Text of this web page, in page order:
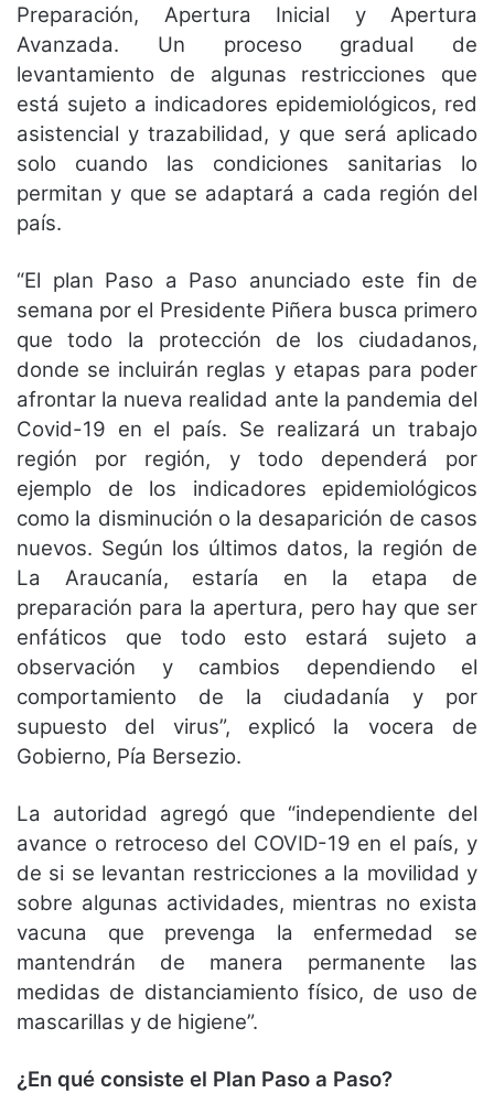
Preparación, Apertura Inicial y Apertura
Avanzada. Un proceso gradual de
levantamiento de algunas restricciones que
está sujeto a indicadores epidemiológicos, red
asistencial y trazabilidad, y que será aplicado
solo cuando las condiciones sanitarias lo
permitan y que se adaptará a cada región del
país.
“El plan Paso a Paso anunciado este fin de
semana por el Presidente Piñera busca primero
que todo la protección de los ciudadanos,
donde se incluirán reglas y etapas para poder
afrontar la nueva realidad ante la pandemia del
Covid-19 en el país. Se realizará un trabajo
región por región, y todo dependerá por
ejemplo de los indicadores epidemiológicos
como la disminución o la desaparición de casos
nuevos. Según los últimos datos, la región de
La Araucanía, estaría en la etapa de
preparación para la apertura, pero hay que ser
enfáticos que todo esto estará sujeto a
observación y cambios dependiendo el
comportamiento de la ciudadanía y por
supuesto del virus”, explicó la vocera de
Gobierno, Pía Bersezio.
La autoridad agregó que “independiente del
avance o retroceso del COVID-19 en el país, y
de si se levantan restricciones a la movilidad y
sobre algunas actividades, mientras no exista
vacuna que prevenga la enfermedad se
mantendrán de manera permanente las
medidas de distanciamiento físico, de uso de
mascarillas y de higiene”.
¿En qué consiste el Plan Paso a Paso?